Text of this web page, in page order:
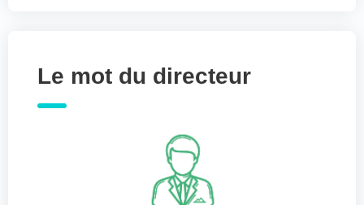
Le mot du directeur